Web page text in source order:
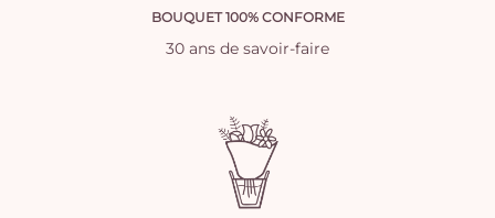
BOUQUET 100% CONFORME
30 ans de savoir-faire